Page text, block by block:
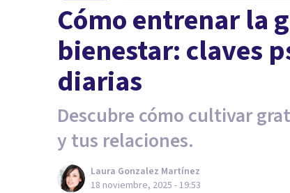
Cómo entrenar la
bienestar: claves
diarias
Descubre cómo cultivar
y tus relaciones.
Laura Gonzalez Martínez
18 noviembre, 2025 - 19:53